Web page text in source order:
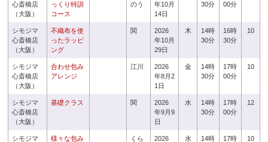
心斎橋店
（大阪）
っくり特訓
コース
のう
年10月
14日
30分
00分
シモジマ
心斎橋店
（大阪）
不織布を使
ったラッピ
ング
関
2026
年10月
29日
木
14時
30分
16時
30分
10
シモジマ
心斎橋店
（大阪）
合わせ包み
アレンジ
江川
2026
年8月2
1日
金
14時
30分
17時
00分
10
シモジマ
心斎橋店
（大阪）
基礎クラス 関
2026
年9月9
日
水
14時
30分
17時
00分
12
シモジマ
様々な包み
くら
2026
水
14時
17時
10